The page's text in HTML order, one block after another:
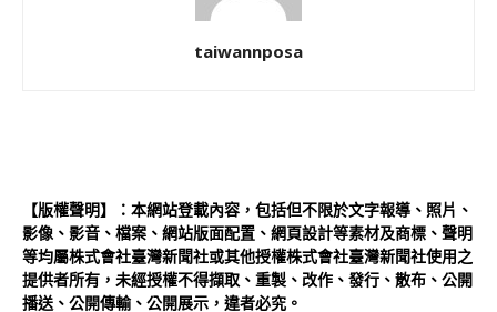
taiwannposa
【版權聲明】：本網站登載內容，包括但不限於文字報導、照片、
影像、影音、檔案、網站版面配置、網頁設計等素材及商標、聲明
等均屬株式會社臺灣新聞社或其他授權株式會社臺灣新聞社使用之
提供者所有，未經授權不得擷取、重製、改作、發行、散布、公開
播送、公開傳輸、公開展示，違者必究。